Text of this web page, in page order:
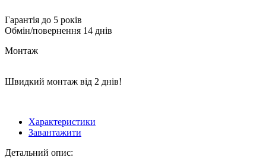
Гарантія до 5 років
Обмін/повернення 14 днів
Монтаж
Швидкий монтаж від 2 днів!
Характеристики
Завантажити
Детальний опис: